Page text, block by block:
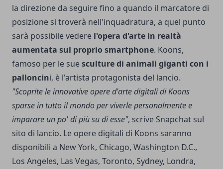
la direzione da seguire fino a quando il marcatore di
posizione si troverà nell'inquadratura, a quel punto
sarà possibile vedere l'opera d'arte in realtà
aumentata sul proprio smartphone. Koons,
famoso per le suesculture di animali giganti con i
palloncini, è l'artista protagonista del lancio.
"Scoprite le innovative opere d'arte digitali di Koons
sparse in tutto il mondo per viverle personalmente e
imparare un po' di più su di esse", scrive Snapchat sul
sito di lancio. Le opere digitali di Koons saranno
disponibili a New York, Chicago, Washington D.C.,
Los Angeles, Las Vegas, Toronto, Sydney, Londra,